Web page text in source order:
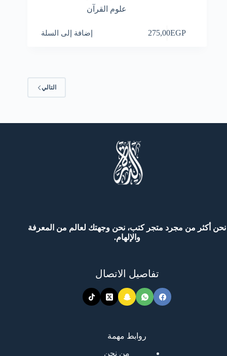
علوم القرآن
275,00EGP إضافة إلى السلة
التالي
نحن أكثر من مجرد متجر كتب، نحن وجهتك لعالم من المعرفة
والإلهام.
تفاصيل الاتصال
روابط مهمة
من نحن